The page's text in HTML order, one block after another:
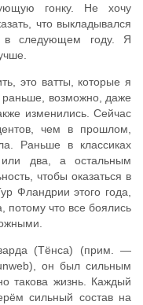
гонку. Не хочу
что выкладывался
в следующем году. Я
это ватты, которые я
возможно, даже
изменились. Сейчас
чем в прошлом,
Раньше в классиках
два, а остальным
чтобы оказаться в
Фландрии этого года,
что все боялись
(Тёнса) (прим. —
он был сильным
такова жизнь. Каждый
сильный состав на